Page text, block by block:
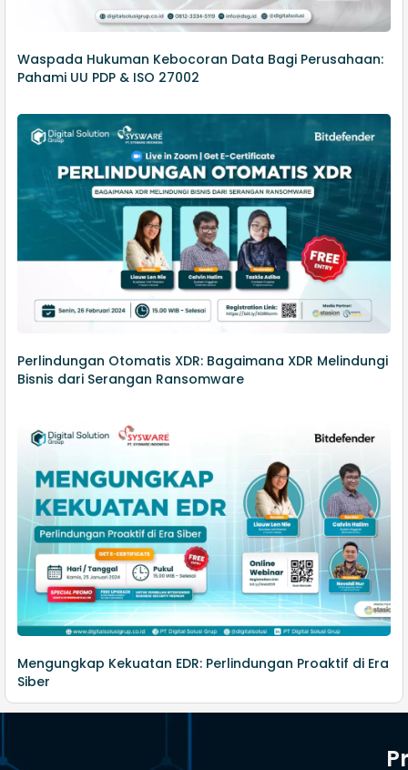
Waspada Hukuman Kebocoran Data Bagi Perusahaan:
Pahami UU PDP & ISO 27002
Perlindungan Otomatis XDR: Bagaimana XDR Melindungi
Bisnis dari Serangan Ransomware
Mengungkap Kekuatan EDR: Perlindungan Proaktif di Era
Siber